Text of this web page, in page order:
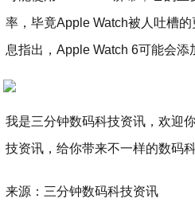
率，毕竟Apple Watch被人吐槽
息指出，Apple Watch 6可能会添
我是三分钟数码科技资讯，欢迎
技资讯，给你带来不一样的数码
来源：三分钟数码科技资讯